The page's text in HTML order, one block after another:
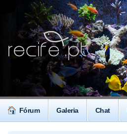
Fórum Galeria Chat